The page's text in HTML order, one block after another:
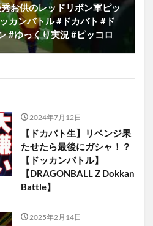
秀お供のレッドリボン軍ピッ
カンバトル #ドカバト #ド
#ゆっくり実況 #ピッコロ
2024年7月12日
【ドカバト生】リベンジ果
たせたら最後にガシャ！？
【ドッカンバトル】
【DRAGONBALL Z Dokkan
Battle】
2025年2月14日